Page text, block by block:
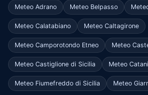
Meteo Adrano Meteo Belpasso
Meteo Calatabiano Meteo Caltagirone
Meteo Camporotondo Etneo Meteo
Meteo Castiglione di Sicilia Meteo
Meteo Fiumefreddo di Sicilia Meteo